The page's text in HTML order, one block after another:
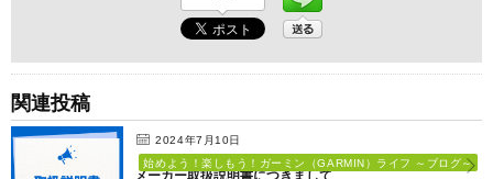
関連投稿
2024年7月10日
始めよう！楽しもう！ガーミン（GARMIN）ライフ ～ブログ～
メーカー取扱説明書につきまして